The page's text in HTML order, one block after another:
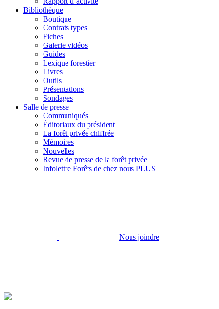
Bibliothèque
Boutique
Contrats types
Fiches
Galerie vidéos
Guides
Lexique forestier
Livres
Outils
Présentations
Sondages
Salle de presse
Communiqués
Éditoriaux du président
La forêt privée chiffrée
Mémoires
Nouvelles
Revue de presse de la forêt privée
Infolettre Forêts de chez nous PLUS
Nous joindre